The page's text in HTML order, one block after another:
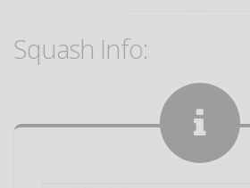
Squash Info: